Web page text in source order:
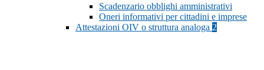
Scadenzario obblighi amministrativi
Oneri informativi per cittadini e imprese
Attestazioni OIV o struttura analoga 2